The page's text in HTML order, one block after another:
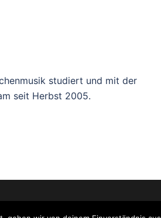
studiert und mit der
seit Herbst 2005.